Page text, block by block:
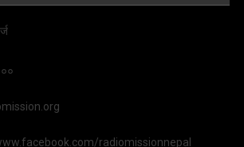
radiomissionnepal